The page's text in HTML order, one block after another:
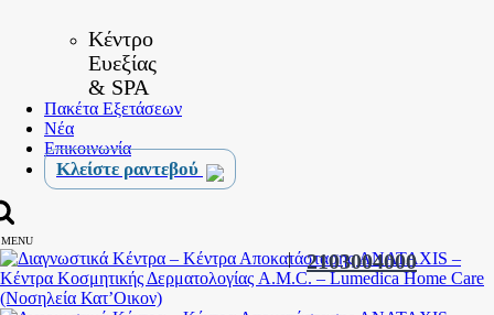
Κέντρο
Ευεξίας
& SPA
Πακέτα Εξετάσεων
Νέα
Επικοινωνία
Κλείστε ραντεβού
MENU
2103004000
|